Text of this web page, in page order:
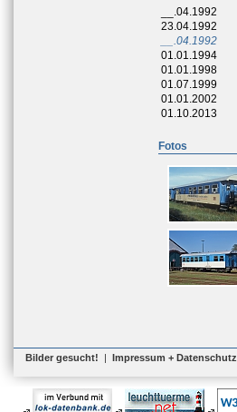
__.04.1992
23.04.1992
__.04.1992
01.01.1994
01.01.1998
01.07.1999
01.01.2002
01.10.2013
Fotos
Bilder gesucht! | Impressum + Datenschutz